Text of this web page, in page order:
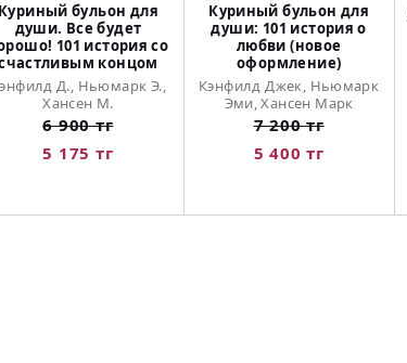
Куриный бульон для
души. Все будет
101 история со
концом
Д., Ньюмарк Э.,
Хансен М.
6 900 тг
5 175 тг
Куриный бульон для
души: 101 история о
любви (новое
оформление)
Кэнфилд Джек, Ньюмарк
Эми, Хансен Марк
7 200 тг
5 400 тг